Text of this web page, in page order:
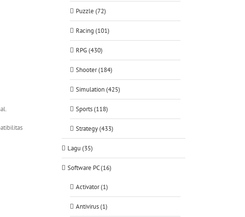
Puzzle (72)
Racing (101)
RPG (430)
Shooter (184)
Simulation (425)
Sports (118)
Strategy (433)
Lagu (35)
Software PC (16)
Activator (1)
Antivirus (1)